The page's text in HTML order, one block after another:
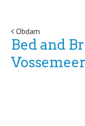
Post
Obdam
Bed and
Vossemeer